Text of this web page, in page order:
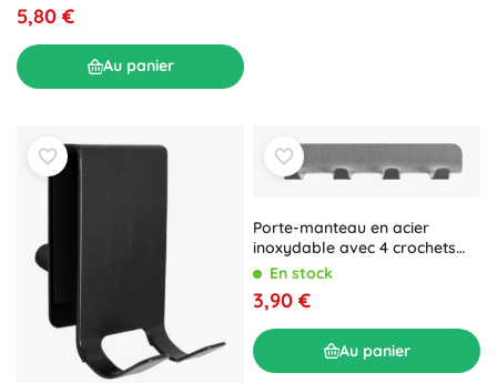
5,80 €
Au panier
Porte-manteau en acier
inoxydable avec 4 crochets
(barre autocollante)
En stock
3,90 €
Au panier